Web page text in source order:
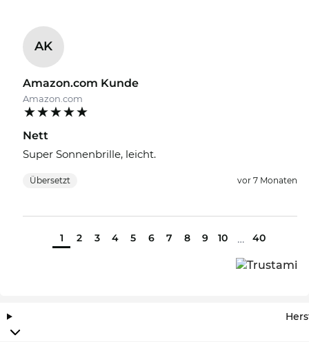
AK
Amazon.com Kunde
Amazon.com
Nett
Super Sonnenbrille, leicht.
Übersetzt vor 7 Monaten
1 2 3 4 5 6 7 8 9 10 … 40